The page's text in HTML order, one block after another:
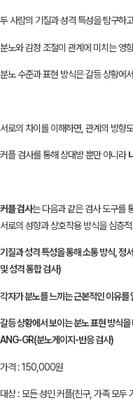
두 사람의 기질과 성격 특성을 탐구하
분노와 감정 조절이 관계에 미치는 영
분노 수준과 표현 방식은 갈등 상황에
서로의 차이를 이해하면, 관계의 방향
커플 검사를 통해 상대방 뿐만 아니라
커플 검사는 다음과 같은 검사 도구를
서로의 성향과 상호작용 방식을 심층
기질과 성격 특성을 통해 소통 방식, 정
및 성격 통합 검사)
각자가 분노를 느끼는 근본적인 이유를
갈등 상황에서 보이는 분노 표현 방식
ANG-GR(분노게이지-반응 검사)
가격 : 150,000원
대상 : 모든 성인 커플(친구, 가족 모두